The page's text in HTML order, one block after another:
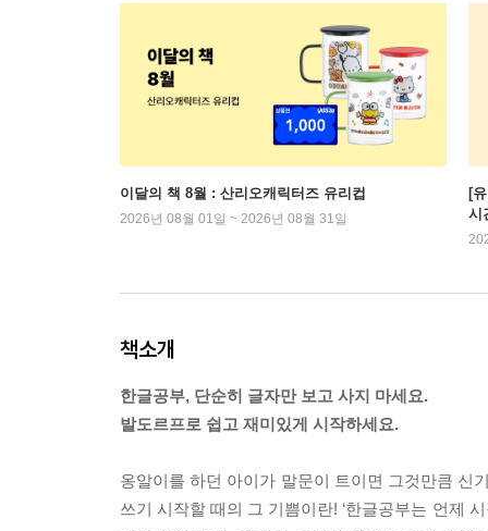
이달의 책 8월 : 산리오캐릭터즈 유리컵
2026년 08월 01일 ~ 2026년 08월 31일
[
시
책소개
한글공부, 단순히 글자만 보고 사지 마세요.
발도르프로 쉽고 재미있게 시작하세요.
옹알이를 하던 아이가 말문이 트이면 그것만큼 신
쓰기 시작할 때의 그 기쁨이란! ‘한글공부는 언제